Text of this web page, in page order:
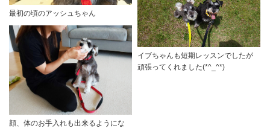
最初の頃のアッシュちゃん
イブちゃんも短期レッスンでしたが
頑張ってくれました(*^_^*)
顔、体のお手入れも出来るようにな